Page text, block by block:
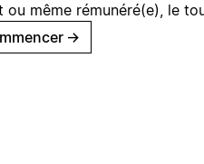
ou même rémunéré(e), le
→